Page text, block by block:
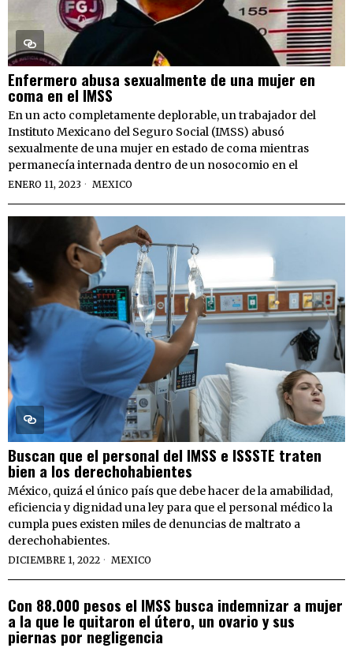
Enfermero abusa sexualmente de una mujer en
coma en el IMSS
En un acto completamente deplorable, un trabajador del
Instituto Mexicano del Seguro Social (IMSS) abusó
sexualmente de una mujer en estado de coma mientras
permanecía internada dentro de un nosocomio en el
ENERO 11, 2023 MEXICO
Buscan que el personal del IMSS e ISSSTE traten
bien a los derechohabientes
México, quizá el único país que debe hacer de la amabilidad,
eficiencia y dignidad una ley para que el personal médico la
cumpla pues existen miles de denuncias de maltrato a
derechohabientes.
DICIEMBRE 1, 2022 MEXICO
Con 88.000 pesos el IMSS busca indemnizar a mujer
a la que le quitaron el útero, un ovario y sus
piernas por negligencia